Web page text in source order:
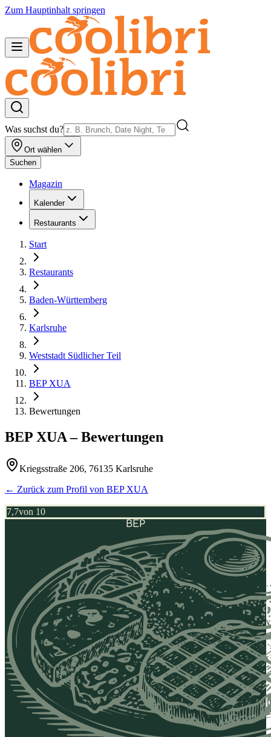
Zum Hauptinhalt springen
Was suchst du?
Ort wählen
Suchen
Magazin
Kalender
Restaurants
Start
Restaurants
Baden-Württemberg
Karlsruhe
Weststadt Südlicher Teil
BEP XUA
Bewertungen
BEP XUA – Bewertungen
Kriegsstraße 206, 76135 Karlsruhe
← Zurück zum Profil von BEP XUA
7,7von 10
BEP